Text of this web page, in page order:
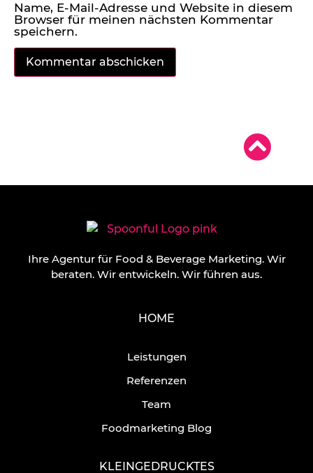
Name, E-Mail-Adresse und Website in diesem
Browser für meinen nächsten Kommentar
speichern.
Ihre Agentur für Food & Beverage Marketing. Wir
beraten. Wir entwickeln. Wir führen aus.
HOME
Leistungen
Referenzen
Team
Foodmarketing Blog
KLEINGEDRUCKTES